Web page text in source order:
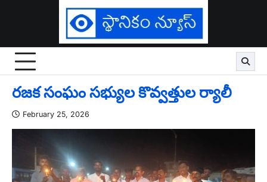
రజక సంఘం సభ్యుల కొవ్వత్తుల ర్యాలీ
February 25, 2026